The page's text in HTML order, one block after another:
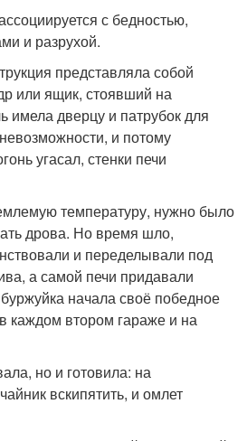
с бедностью,
и разрухой.
представляла собой
или ящик, стоявший на
имела дверцу и патрубок для
и потому
угасал, стенки печи
температуру, нужно было
дрова. Но время шло,
и переделывали под
а самой печи придавали
начала своё победное
каждом втором гараже и на
но и готовила: на
вскипятить, и омлет